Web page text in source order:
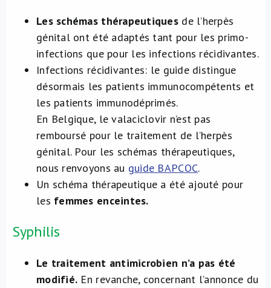
Les schémas thérapeutiques de l’herpès
génital ont été adaptés tant pour les primo-
infections que pour les infections récidivantes.
Infections récidivantes: le guide distingue
désormais les patients immunocompétents et
les patients immunodéprimés.
En Belgique, le valaciclovir n’est pas
remboursé pour le traitement de l’herpès
génital. Pour les schémas thérapeutiques,
nous renvoyons au guide BAPCOC.
Un schéma thérapeutique a été ajouté pour
les femmes enceintes.
Syphilis
Le traitement antimicrobien n’a pas été
modifié. En revanche, concernant l’annonce du